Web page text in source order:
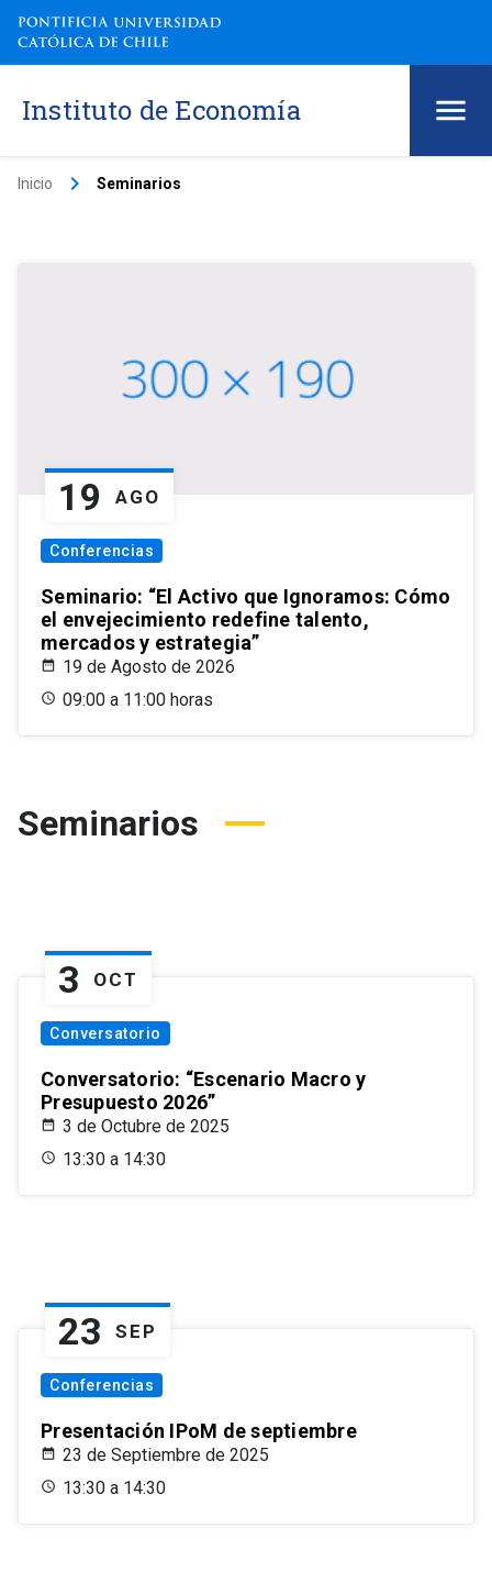
Instituto de Economía
Inicio keyboard_arrow_right Seminarios
19 AGO
Conferencias
Seminario: “El Activo que Ignoramos: Cómo
el envejecimiento redefine talento,
mercados y estrategia”
19 de Agosto de 2026
09:00 a 11:00 horas
Seminarios
3 OCT
Conversatorio
Conversatorio: “Escenario Macro y
Presupuesto 2026”
3 de Octubre de 2025
13:30 a 14:30
23 SEP
Conferencias
Presentación IPoM de septiembre
23 de Septiembre de 2025
13:30 a 14:30